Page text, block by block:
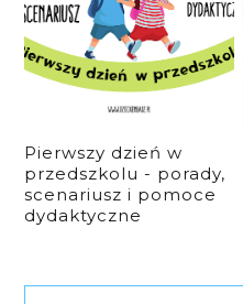
Pierwszy dzień w
przedszkolu - porady,
scenariusz i pomoce
dydaktyczne